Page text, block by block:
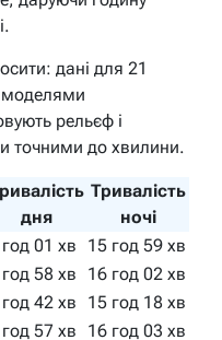
дані для 21
моделями
рельєф і
точними до хвилини.
дня
Тривалість
ночі
01 хв
15 год 59 хв
58 хв
16 год 02 хв
42 хв
15 год 18 хв
57 хв
16 год 03 хв